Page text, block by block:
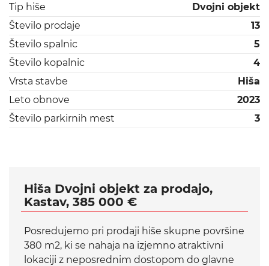
Tip hiše
Dvojni objekt
Število prodaje
13
Število spalnic
5
Število kopalnic
4
Vrsta stavbe
Hiša
Leto obnove
2023
Število parkirnih mest
3
Hiša Dvojni objekt za prodajo,
Kastav, 385 000 €
Posredujemo pri prodaji hiše skupne površine
380 m2, ki se nahaja na izjemno atraktivni
lokaciji z neposrednim dostopom do glavne